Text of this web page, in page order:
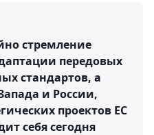
стремление
передовых
стандартов, а
и России,
проектов ЕС
себя сегодня